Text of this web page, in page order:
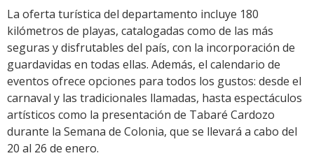
La oferta turística del departamento incluye 180
kilómetros de playas, catalogadas como de las más
seguras y disfrutables del país, con la incorporación de
guardavidas en todas ellas. Además, el calendario de
eventos ofrece opciones para todos los gustos: desde el
carnaval y las tradicionales llamadas, hasta espectáculos
artísticos como la presentación de Tabaré Cardozo
durante la Semana de Colonia, que se llevará a cabo del
20 al 26 de enero.